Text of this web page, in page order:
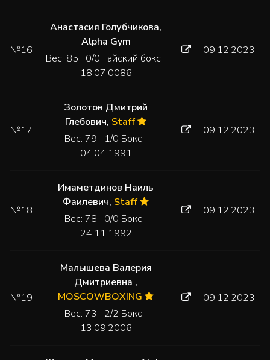
№16
Анастасия Голубчикова,
Alpha Gym
Вес: 85 0/0 Тайский бокс
18.07.0086
09.12.2023
№17
Золотов Дмитрий
Глебович, Staff
Вес: 79 1/0 Бокс
04.04.1991
09.12.2023
№18
Имаметдинов Наиль
Фаилевич, Staff
Вес: 78 0/0 Бокс
24.11.1992
09.12.2023
№19
Малышева Валерия
Дмитриевна ,
MOSCOWBOXING
Вес: 73 2/2 Бокс
13.09.2006
09.12.2023